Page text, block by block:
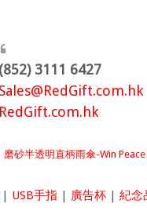
3111 6427
Sales@RedGift.com.hk
RedGift.com.hk
磨砂半透明直柄雨傘-Win
| USB手指 | 廣告杯 | 紀念